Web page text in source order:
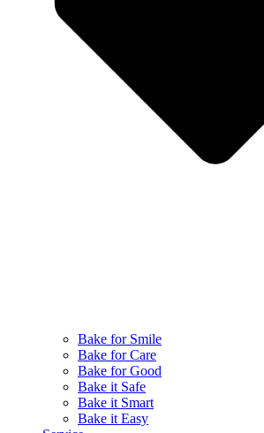
Bake for Smile
Bake for Care
Bake for Good
Bake it Safe
Bake it Smart
Bake it Easy